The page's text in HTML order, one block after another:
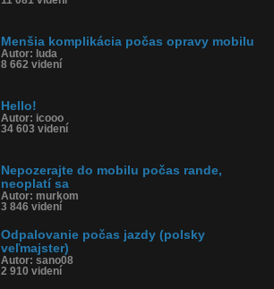
Menšia komplikácia počas opravy mobilu
Autor: luda
8 662 videní
Hello!
Autor: icooo
34 603 videní
Nepozerajte do mobilu počas rande,
neoplatí sa
Autor: murkom
3 846 videní
Odpalovanie počas jazdy (polsky
veľmajster)
Autor: sano08
2 910 videní